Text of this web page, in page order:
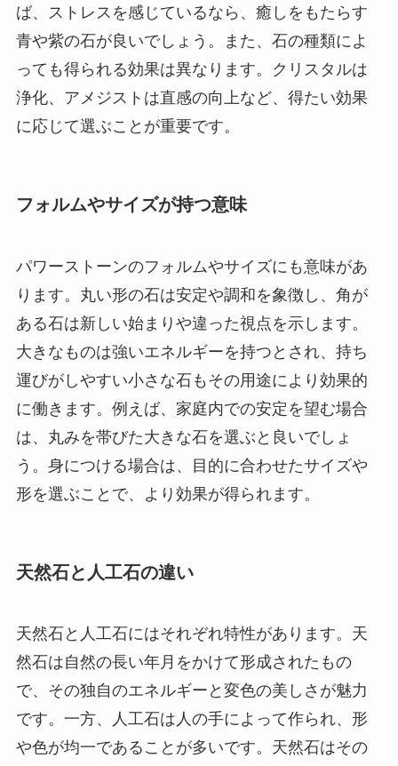
ば、ストレスを感じているなら、癒しをもたらす
青や紫の石が良いでしょう。また、石の種類によ
っても得られる効果は異なります。クリスタルは
浄化、アメジストは直感の向上など、得たい効果
に応じて選ぶことが重要です。
フォルムやサイズが持つ意味
パワーストーンのフォルムやサイズにも意味があ
ります。丸い形の石は安定や調和を象徴し、角が
ある石は新しい始まりや違った視点を示します。
大きなものは強いエネルギーを持つとされ、持ち
運びがしやすい小さな石もその用途により効果的
に働きます。例えば、家庭内での安定を望む場合
は、丸みを帯びた大きな石を選ぶと良いでしょ
う。身につける場合は、目的に合わせたサイズや
形を選ぶことで、より効果が得られます。
天然石と人工石の違い
天然石と人工石にはそれぞれ特性があります。天
然石は自然の長い年月をかけて形成されたもの
で、その独自のエネルギーと変色の美しさが魅力
です。一方、人工石は人の手によって作られ、形
や色が均一であることが多いです。天然石はその